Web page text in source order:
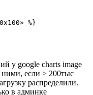
у google charts image
ними, если > 200тыс
распределили.
в админке